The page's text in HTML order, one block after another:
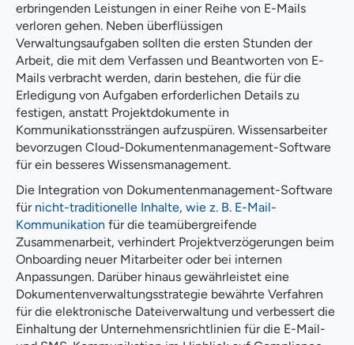
erbringenden Leistungen in einer Reihe von E-Mails
verloren gehen. Neben überflüssigen
Verwaltungsaufgaben sollten die ersten Stunden der
Arbeit, die mit dem Verfassen und Beantworten von E-
Mails verbracht werden, darin bestehen, die für die
Erledigung von Aufgaben erforderlichen Details zu
festigen, anstatt Projektdokumente in
Kommunikationssträngen aufzuspüren. Wissensarbeiter
bevorzugen Cloud-Dokumentenmanagement-Software
für ein besseres Wissensmanagement.
Die Integration von Dokumentenmanagement-Software
für nicht-traditionelle Inhalte, wie z. B. E-Mail-
Kommunikation für die teamübergreifende
Zusammenarbeit, verhindert Projektverzögerungen beim
Onboarding neuer Mitarbeiter oder bei internen
Anpassungen. Darüber hinaus gewährleistet eine
Dokumentenverwaltungsstrategie bewährte Verfahren
für die elektronische Dateiverwaltung und verbessert die
Einhaltung der Unternehmensrichtlinien für die E-Mail-